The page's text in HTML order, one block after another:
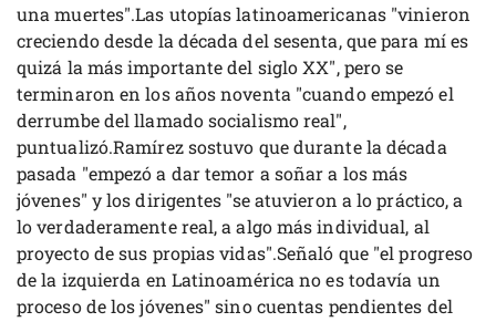
una muertes".Las utopías latinoamericanas "vinieron
creciendo desde la década del sesenta, que para mí es
quizá la más importante del siglo XX", pero se
terminaron en los años noventa "cuando empezó el
derrumbe del llamado socialismo real",
puntualizó.Ramírez sostuvo que durante la década
pasada "empezó a dar temor a soñar a los más
jóvenes" y los dirigentes "se atuvieron a lo práctico, a
lo verdaderamente real, a algo más individual, al
proyecto de sus propias vidas".Señaló que "el progreso
de la izquierda en Latinoamérica no es todavía un
proceso de los jóvenes" sino cuentas pendientes del